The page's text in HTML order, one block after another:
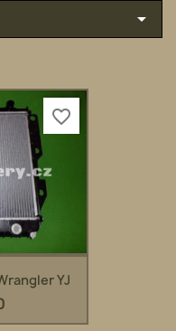

YJ
favorite_border